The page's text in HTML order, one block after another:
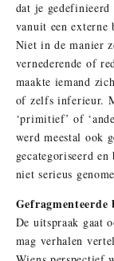
dat je gedefinieerd
vanuit een externe
Niet in de manier
vernederende of
maakte iemand
of zelfs inferieur.
‘primitief’ of
werd meestal ook
gecategoriseerd
niet serieus
De uitspraak gaat
mag verhalen